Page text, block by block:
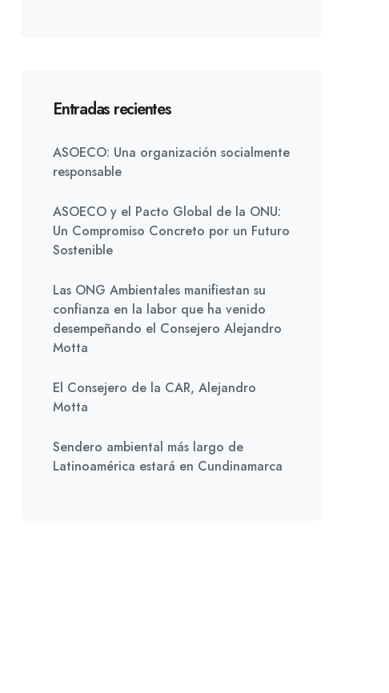
Entradas recientes
ASOECO: Una organización socialmente
responsable
ASOECO y el Pacto Global de la ONU:
Un Compromiso Concreto por un Futuro
Sostenible
Las ONG Ambientales manifiestan su
confianza en la labor que ha venido
desempeñando el Consejero Alejandro
Motta
El Consejero de la CAR, Alejandro
Motta
Sendero ambiental más largo de
Latinoamérica estará en Cundinamarca